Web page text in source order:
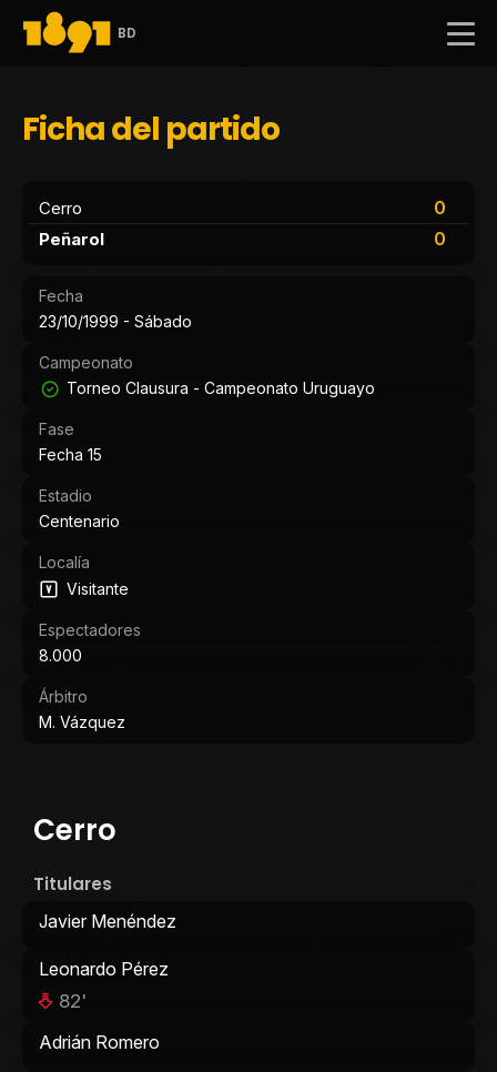
BD
Ficha del partido
Cerro
0
0
Peñarol
Fecha
23/10/1999 - Sábado
Campeonato
Torneo Clausura - Campeonato Uruguayo
Fase
Fecha 15
Estadio
Centenario
Localía
Visitante
Espectadores
8.000
Árbitro
M. Vázquez
Cerro
Titulares
Javier Menéndez
Leonardo Pérez
82'
Adrián Romero